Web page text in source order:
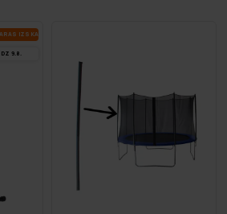
IZ­SKA­ŅA
9.8.